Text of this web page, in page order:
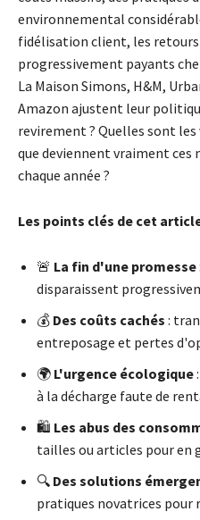
environnemental
fidélisation client, les
progressivement payants
La Maison Simons, H&M,
Amazon ajustent leur
revirement ? Quelles sont
que deviennent vraiment ces
chaque année ?
Les points clés de cet
🚨 La fin d'une promesse
disparaissent
💰 Des coûts cachés :
entreposage et pertes
🌍 L'urgence écologique
à la décharge faute de
🛍️ Les abus des
tailles ou articles pour en
🔍 Des solutions
pratiques novatrices pour